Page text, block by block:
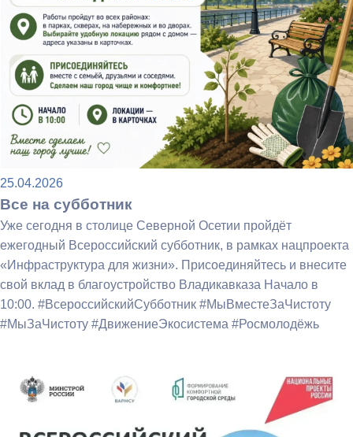
25.04.2026
Все на субботник
Уже сегодня в столице Северной Осетии пройдёт
ежегодный Всероссийский субботник, в рамках нацпроекта
«Инфраструктура для жизни». Присоединяйтесь и внесите
свой вклад в благоустройство Владикавказа Начало в
10:00. #ВсероссийскийСубботник #МыВместеЗаЧистоту
#МыЗаЧистоту #ДвижениеЭкосистема #Росмолодёжь